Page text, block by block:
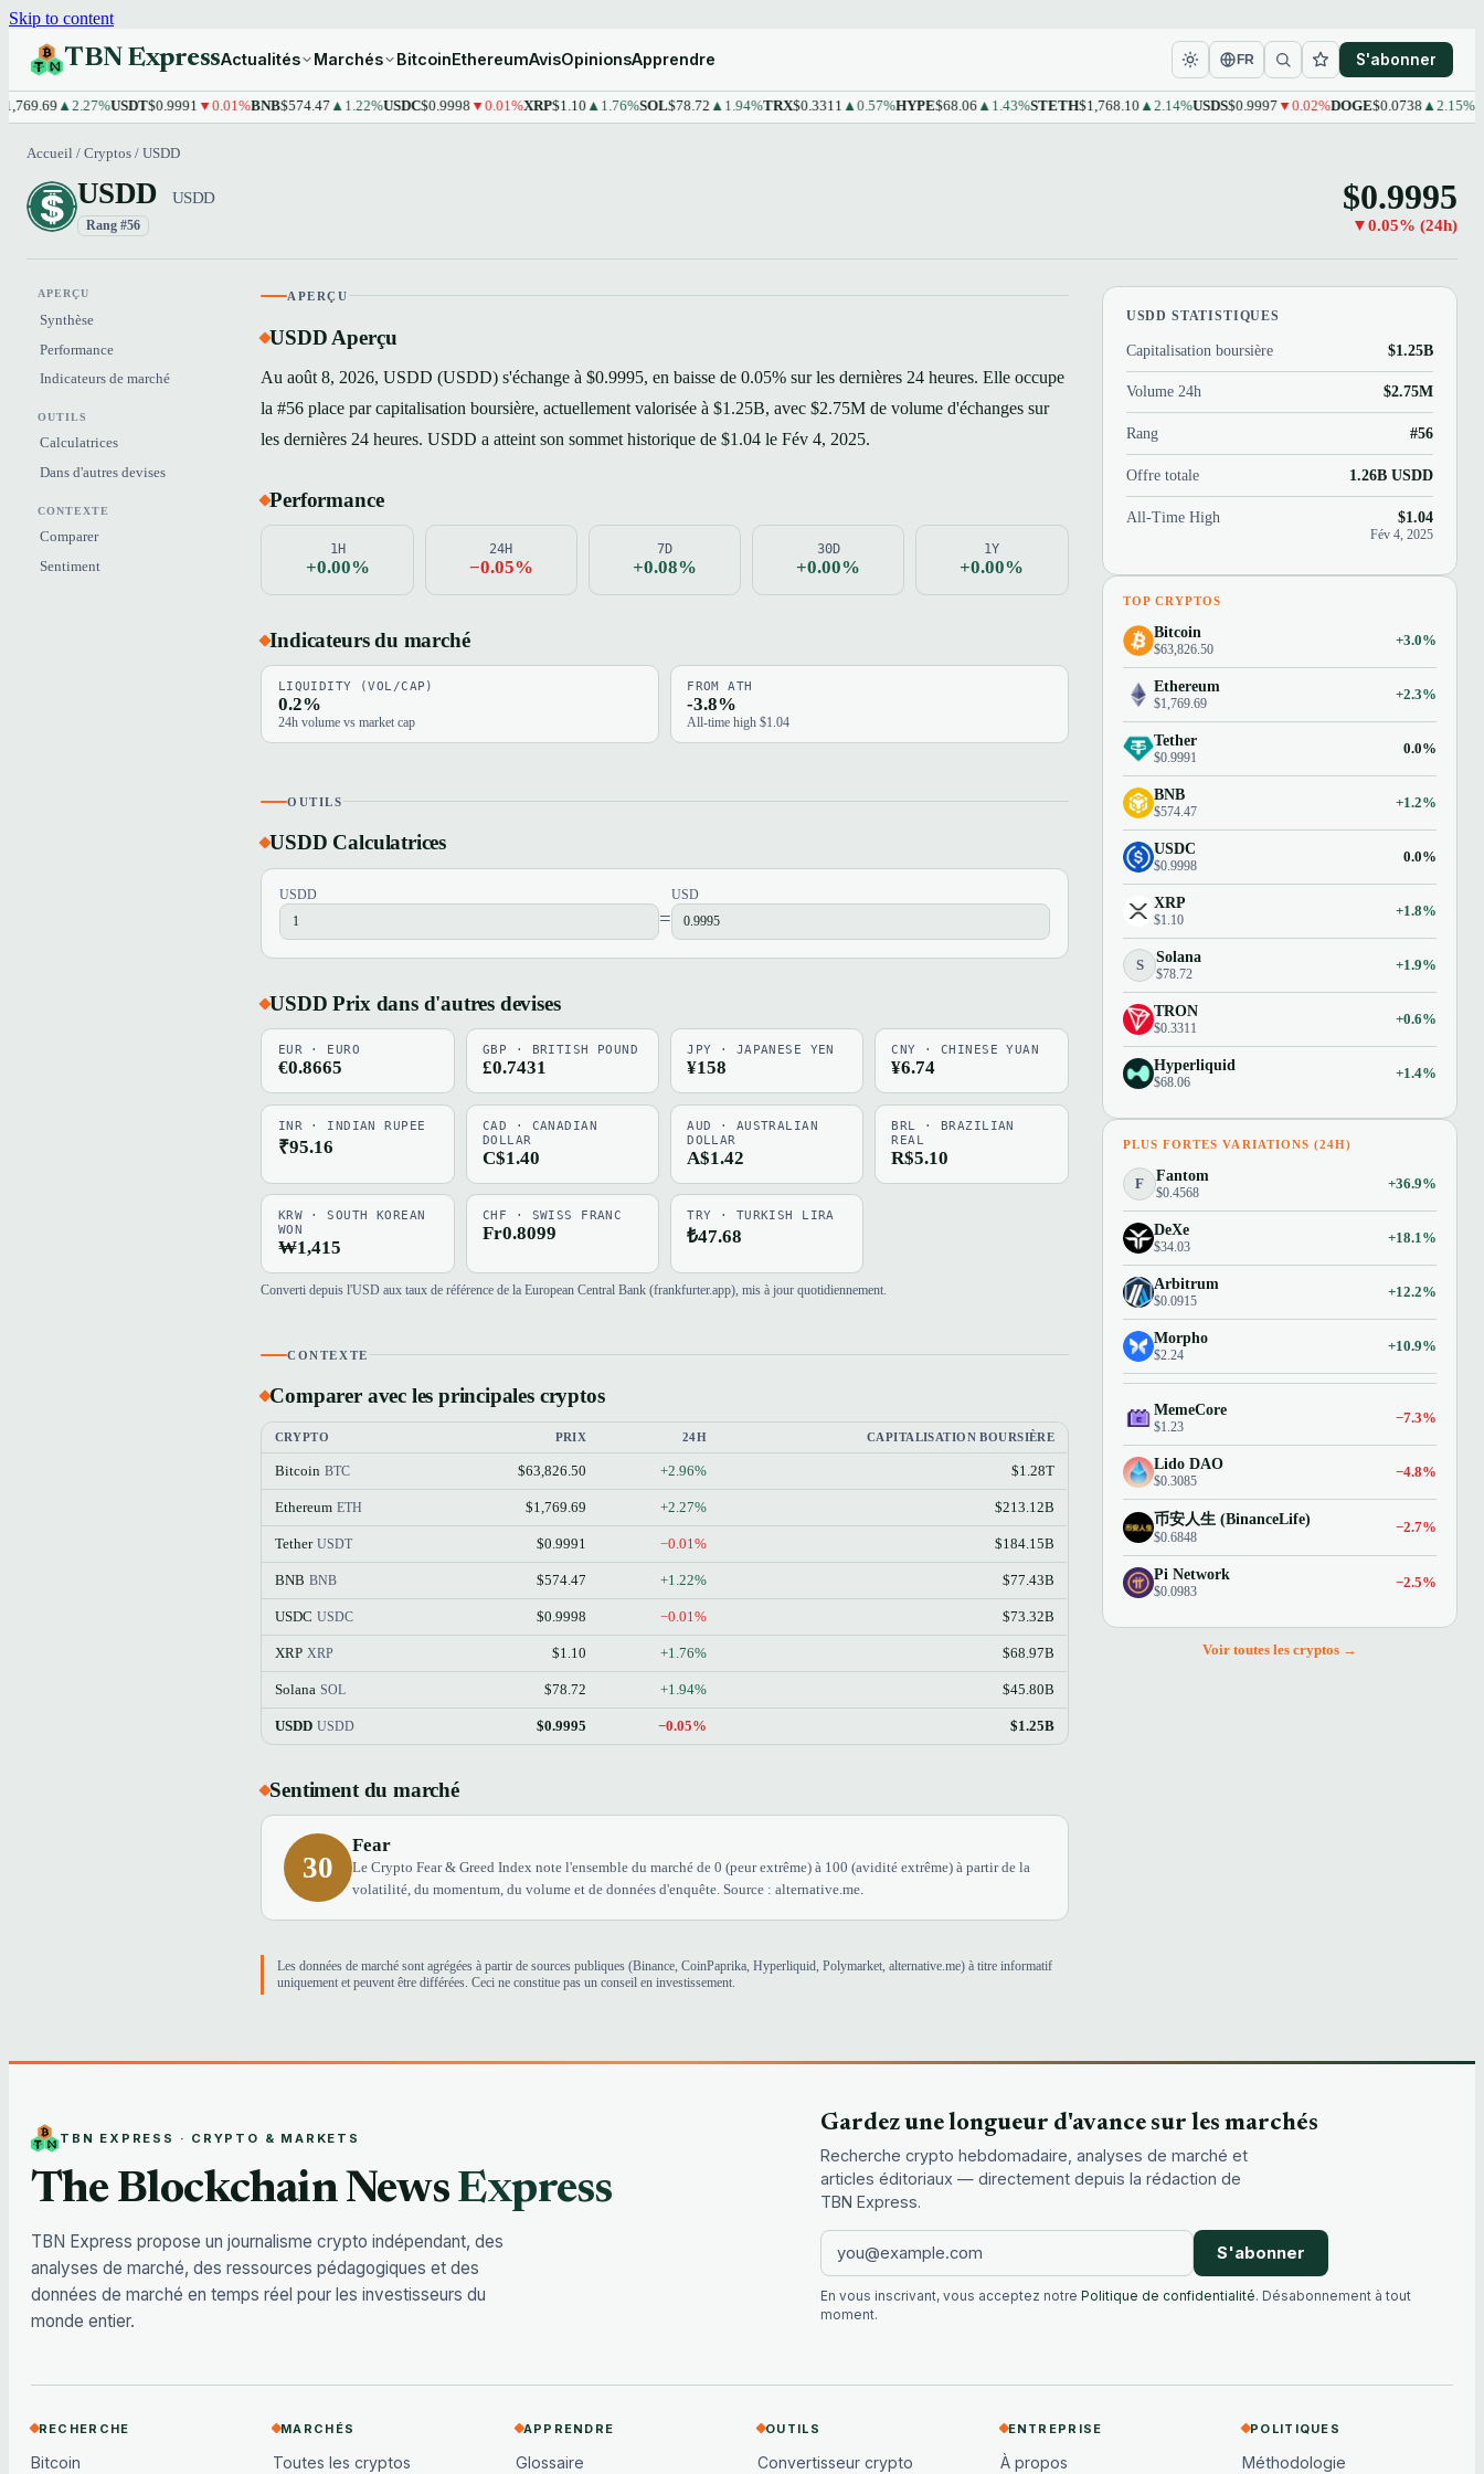
Skip to content
TBN ExpressActualités Marchés BitcoinEthereumAvisOpinionsApprendre FR S'abonner
▲2.27%USDT$0.9991▼0.01%BNB$574.47▲1.22%USDC$0.9998▼0.01%XRP$1.10▲1.76%SOL$78.72▲1.94%TRX$0.3311▲0.57%HYPE$68.06▲1.43%STETH$1,768.10▲2.14%USDS$0.9997▼0.02%DOGE$0.0738▲2.15%LEO
Accueil / Cryptos / USDD
USDD USDD
Rang #56
$0.9995
▼0.05% (24h)
APERÇU
Synthèse
Performance
Indicateurs de marché
OUTILS
Calculatrices
Dans d'autres devises
CONTEXTE
Comparer
Sentiment
APERÇU
USDD Aperçu
Au août 8, 2026, USDD (USDD) s'échange à $0.9995, en baisse de 0.05% sur les dernières 24 heures. Elle occupe
la #56 place par capitalisation boursière, actuellement valorisée à $1.25B, avec $2.75M de volume d'échanges sur
les dernières 24 heures. USDD a atteint son sommet historique de $1.04 le Fév 4, 2025.
Performance
1H
+0.00%
24H
−0.05%
7D
+0.08%
30D
+0.00%
1Y
+0.00%
Indicateurs du marché
LIQUIDITY (VOL/CAP)
0.2%
24h volume vs market cap
FROM ATH
-3.8%
All-time high $1.04
OUTILS
USDD Calculatrices
USDD
=
USD
USDD Prix dans d'autres devises
EUR · EURO
€0.8665
GBP · BRITISH POUND
£0.7431
JPY · JAPANESE YEN
¥158
CNY · CHINESE YUAN
¥6.74
INR · INDIAN RUPEE
₹95.16
CAD · CANADIAN
DOLLAR
C$1.40
AUD · AUSTRALIAN
DOLLAR
A$1.42
BRL · BRAZILIAN
REAL
R$5.10
KRW · SOUTH KOREAN
WON
₩1,415
CHF · SWISS FRANC
Fr0.8099
TRY · TURKISH LIRA
₺47.68
Converti depuis l'USD aux taux de référence de la European Central Bank (frankfurter.app), mis à jour quotidiennement.
CONTEXTE
Comparer avec les principales cryptos
CRYPTO PRIX 24H CAPITALISATION BOURSIÈRE
Bitcoin BTC $63,826.50 +2.96% $1.28T
Ethereum ETH $1,769.69 +2.27% $213.12B
Tether USDT $0.9991 −0.01% $184.15B
BNB BNB $574.47 +1.22% $77.43B
USDC USDC $0.9998 −0.01% $73.32B
XRP XRP $1.10 +1.76% $68.97B
Solana SOL $78.72 +1.94% $45.80B
USDD USDD $0.9995 −0.05% $1.25B
Sentiment du marché
30
Fear
Le Crypto Fear & Greed Index note l'ensemble du marché de 0 (peur extrême) à 100 (avidité extrême) à partir de la
volatilité, du momentum, du volume et de données d'enquête. Source : alternative.me.
Les données de marché sont agrégées à partir de sources publiques (Binance, CoinPaprika, Hyperliquid, Polymarket, alternative.me) à titre informatif
uniquement et peuvent être différées. Ceci ne constitue pas un conseil en investissement.
USDD STATISTIQUES
Capitalisation boursière $1.25B
Volume 24h $2.75M
Rang #56
Offre totale 1.26B USDD
All-Time High $1.04
Fév 4, 2025
TOP CRYPTOS
Bitcoin
$63,826.50
+3.0%
Ethereum
$1,769.69
+2.3%
Tether
$0.9991
0.0%
BNB
$574.47
+1.2%
USDC
$0.9998
0.0%
XRP
$1.10
+1.8%
S Solana
$78.72
+1.9%
TRON
$0.3311
+0.6%
Hyperliquid
$68.06
+1.4%
PLUS FORTES VARIATIONS (24H)
F Fantom
$0.4568
+36.9%
DeXe
$34.03
+18.1%
Arbitrum
$0.0915
+12.2%
Morpho
$2.24
+10.9%
MemeCore
$1.23
−7.3%
Lido DAO
$0.3085
−4.8%
币安人生 (BinanceLife)
$0.6848
−2.7%
Pi Network
$0.0983
−2.5%
Voir toutes les cryptos →
TBN EXPRESS · CRYPTO & MARKETS
The Blockchain News Express
TBN Express propose un journalisme crypto indépendant, des
analyses de marché, des ressources pédagogiques et des
données de marché en temps réel pour les investisseurs du
monde entier.
Gardez une longueur d'avance sur les marchés
Recherche crypto hebdomadaire, analyses de marché et
articles éditoriaux — directement depuis la rédaction de
TBN Express.
S'abonner
En vous inscrivant, vous acceptez notre Politique de confidentialité. Désabonnement à tout
moment.
RECHERCHE
Bitcoin
MARCHÉS
Toutes les cryptos
APPRENDRE
Glossaire
OUTILS
Convertisseur crypto
ENTREPRISE
À propos
POLITIQUES
Méthodologie